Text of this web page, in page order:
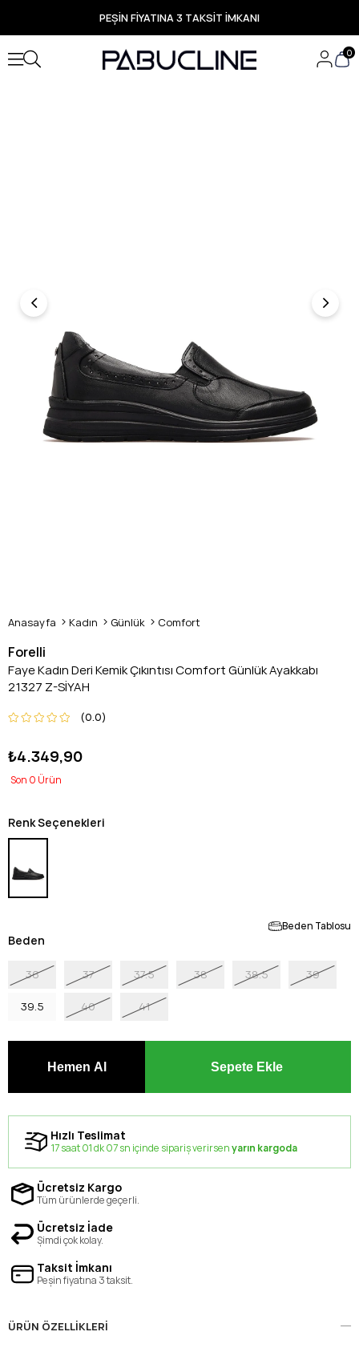
PEŞİN FİYATINA 3 TAKSİT İMKANI
TÜM ÜRÜNLERDE ÜCRETSİZ KARGO
Yeni Sezon Ürünlerde Özel Fırsatlar
Seçili Ürünlerde Hızlı Teslimat
0
Anasayfa Kadın Günlük Comfort
Forelli
Faye Kadın Deri Kemik Çıkıntısı Comfort Günlük Ayakkabı
21327 Z-SİYAH
0.0
₺4.349,90
0
Renk Seçenekleri
Beden Tablosu
Beden
36 37 37.5 38 38.5 39
39.5 40 41
Hızlı Teslimat
17 saat 01 dk 07 sn içinde sipariş verirsenyarın kargoda
Ücretsiz Kargo
Tüm ürünlerde geçerli.
Ücretsiz İade
Şimdi çok kolay.
Taksit İmkanı
Peşin fiyatına 3 taksit.
ÜRÜN ÖZELLIKLERI